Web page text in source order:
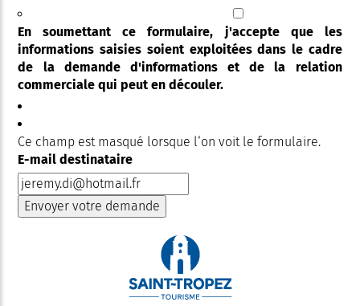
En soumettant ce formulaire, j'accepte que les
informations saisies soient exploitées dans le cadre
de la demande d'informations et de la relation
commerciale qui peut en découler.
Ce champ est masqué lorsque l‘on voit le formulaire.
E-mail destinataire